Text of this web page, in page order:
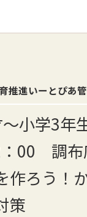
推進いーとぴあ
小学3年
：00 調布
作ろう！
策